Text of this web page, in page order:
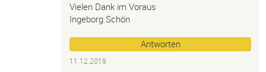
Vielen Dank im Voraus
Ingeborg Schön
Antworten
11.12.2019